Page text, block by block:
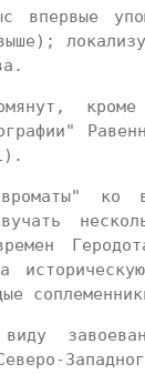
впервые
ко